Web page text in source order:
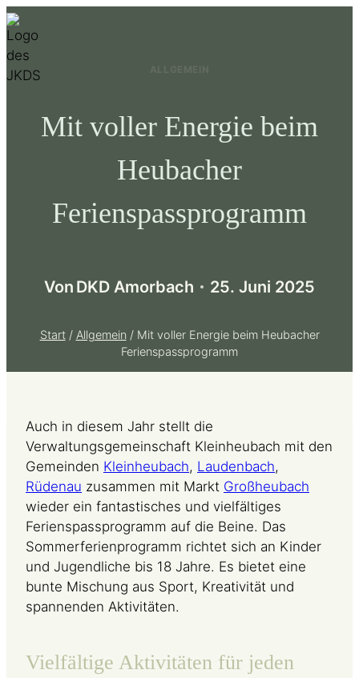
Zum
Inhalt
springen
Mit voller Energie beim
Heubacher
Ferienspassprogramm
Von DKD Amorbach 25. Juni 2025
Start / Allgemein / Mit voller Energie beim Heubacher
Ferienspassprogramm
Auch in diesem Jahr stellt die
Verwaltungsgemeinschaft Kleinheubach mit den
Gemeinden Kleinheubach, Laudenbach,
Rüdenau zusammen mit Markt Großheubach
wieder ein fantastisches und vielfältiges
Ferienspassprogramm auf die Beine. Das
Sommerferienprogramm richtet sich an Kinder
und Jugendliche bis 18 Jahre. Es bietet eine
bunte Mischung aus Sport, Kreativität und
spannenden Aktivitäten.
Vielfältige Aktivitäten für jeden